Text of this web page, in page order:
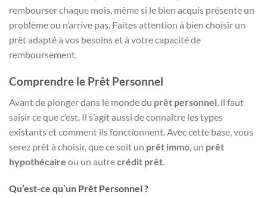
rembourser chaque mois, même si le bien acquis présente un
problème ou n’arrive pas. Faites attention à bien choisir un
prêt adapté à vos besoins et à votre capacité de
remboursement.
Comprendre le Prêt Personnel
Avant de plonger dans le monde du prêt personnel , il faut
saisir ce que c’est. Il s’agit aussi de connaître les types
existants et comment ils fonctionnent. Avec cette base, vous
serez prêt à choisir, que ce soit un prêt immo , un prêt
hypothécaire ou un autrecrédit prêt
Qu’est-ce qu’un Prêt Personnel ?